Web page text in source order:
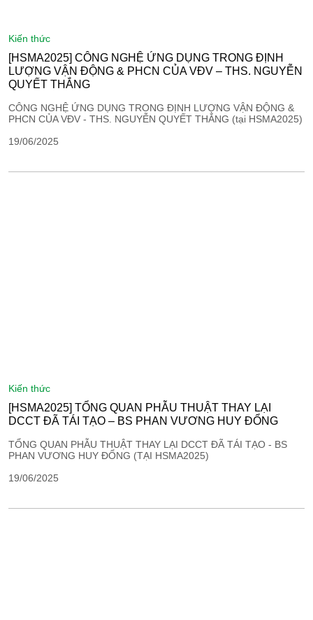
kiến thức
[HSMA2025] CÔNG NGHỆ ỨNG DỤNG TRONG ĐỊNH
LƯỢNG VẬN ĐỘNG & PHCN CỦA VĐV – THS. NGUYỄN
QUYẾT THẮNG
CÔNG NGHỆ ỨNG DỤNG TRONG ĐỊNH LƯỢNG VẬN ĐỘNG &
PHCN CỦA VĐV - THS. NGUYỄN QUYẾT THẮNG (tại HSMA2025)
19/06/2025
kiến thức
[HSMA2025] TỔNG QUAN PHẪU THUẬT THAY LẠI
DCCT ĐÃ TÁI TẠO – BS PHAN VƯƠNG HUY ĐỔNG
TỔNG QUAN PHẪU THUẬT THAY LẠI DCCT ĐÃ TÁI TẠO - BS
PHAN VƯƠNG HUY ĐỔNG (TẠI HSMA2025)
19/06/2025